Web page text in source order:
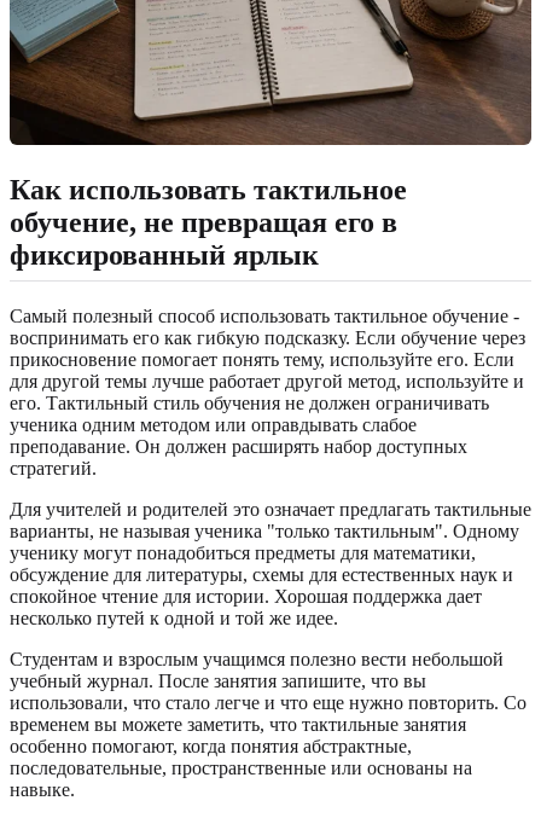
Как использовать тактильное
обучение, не превращая его в
фиксированный ярлык
Самый полезный способ использовать тактильное обучение -
воспринимать его как гибкую подсказку. Если обучение через
прикосновение помогает понять тему, используйте его. Если
для другой темы лучше работает другой метод, используйте и
его. Тактильный стиль обучения не должен ограничивать
ученика одним методом или оправдывать слабое
преподавание. Он должен расширять набор доступных
стратегий.
Для учителей и родителей это означает предлагать тактильные
варианты, не называя ученика "только тактильным". Одному
ученику могут понадобиться предметы для математики,
обсуждение для литературы, схемы для естественных наук и
спокойное чтение для истории. Хорошая поддержка дает
несколько путей к одной и той же идее.
Студентам и взрослым учащимся полезно вести небольшой
учебный журнал. После занятия запишите, что вы
использовали, что стало легче и что еще нужно повторить. Со
временем вы можете заметить, что тактильные занятия
особенно помогают, когда понятия абстрактные,
последовательные, пространственные или основаны на
навыке.